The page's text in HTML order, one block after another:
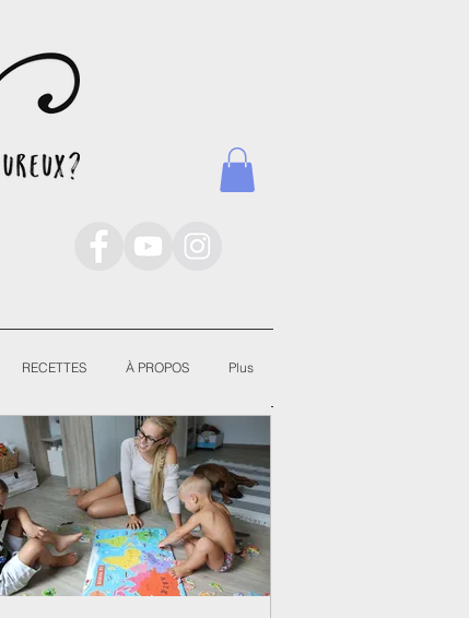
RECETTES À PROPOS Plus